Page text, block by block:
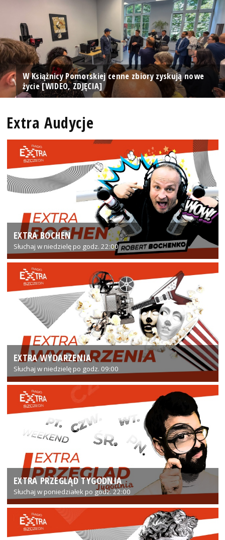
W Książnicy Pomorskiej cenne zbiory zyskują nowe
życie [WIDEO, ZDJĘCIA]
Extra Audycje
EXTRA BOCHEN
Słuchaj w niedzielę po godz. 22:00
EXTRA WYDARZENIA
Słuchaj w niedzielę po godz. 09:00
EXTRA PRZEGLĄD TYGODNIA
Słuchaj w poniedziałek po godz. 22:00